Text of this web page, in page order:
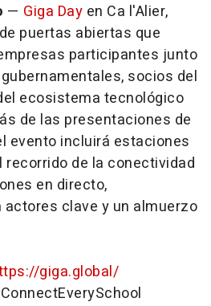
— Giga Day en Ca l'Alier,
puertas abiertas que
participantes junto
socios del
ecosistema tecnológico
de las presentaciones de
evento incluirá estaciones
de la conectividad
en directo,
clave y un almuerzo
giga.global/